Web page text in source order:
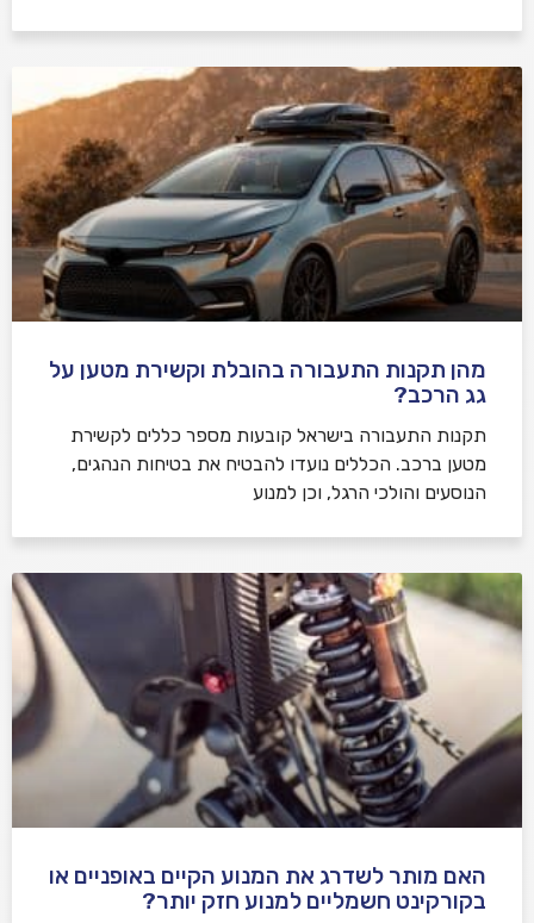
מהן תקנות התעבורה בהובלת וקשירת מטען על
גג הרכב?
תקנות התעבורה בישראל קובעות מספר כללים לקשירת
מטען ברכב. הכללים נועדו להבטיח את בטיחות הנהגים,
הנוסעים והולכי הרגל, וכן למנוע
האם מותר לשדרג את המנוע הקיים באופניים או
בקורקינט חשמליים למנוע חזק יותר?